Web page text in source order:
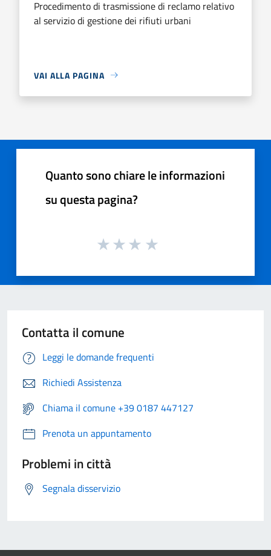
Procedimento di trasmissione di reclamo relativo
al servizio di gestione dei rifiuti urbani
VAI ALLA PAGINA
Quanto sono chiare le informazioni
su questa pagina?
Contatta il comune
Leggi le domande frequenti
Richiedi Assistenza
Chiama il comune +39 0187 447127
Prenota un appuntamento
Problemi in città
Segnala disservizio